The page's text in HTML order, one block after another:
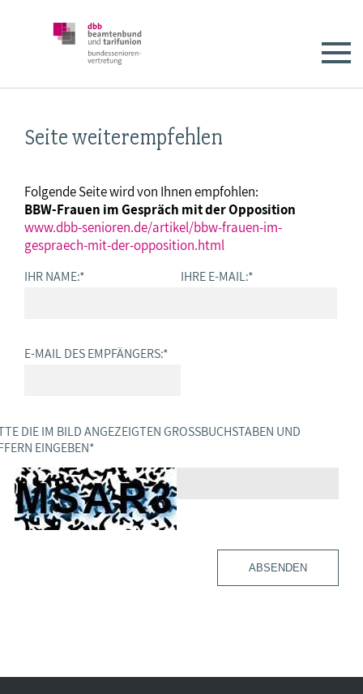
Seite weiterempfehlen
Folgende Seite wird von Ihnen empfohlen:
BBW-Frauen im Gespräch mit der Opposition
www.dbb-senioren.de/artikel/bbw-frauen-im-
gespraech-mit-der-opposition.html
IHR NAME:* IHRE E-MAIL:*
E-MAIL DES EMPFÄNGERS:*
DIE IM BILD ANGEZEIGTEN GROSSBUCHSTABEN UND Z
EINGEBEN *
ABSENDEN